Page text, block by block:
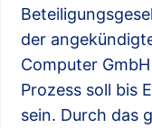
der
Computer
Prozess soll bis
sein. Durch das